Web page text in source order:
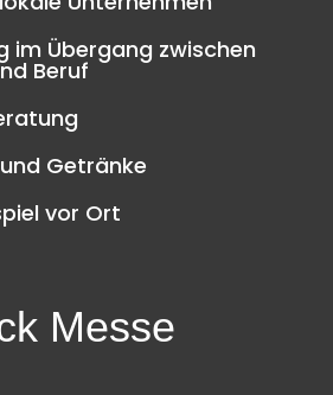
im Übergang zwischen
Beruf
Getränke
vor Ort
Messe